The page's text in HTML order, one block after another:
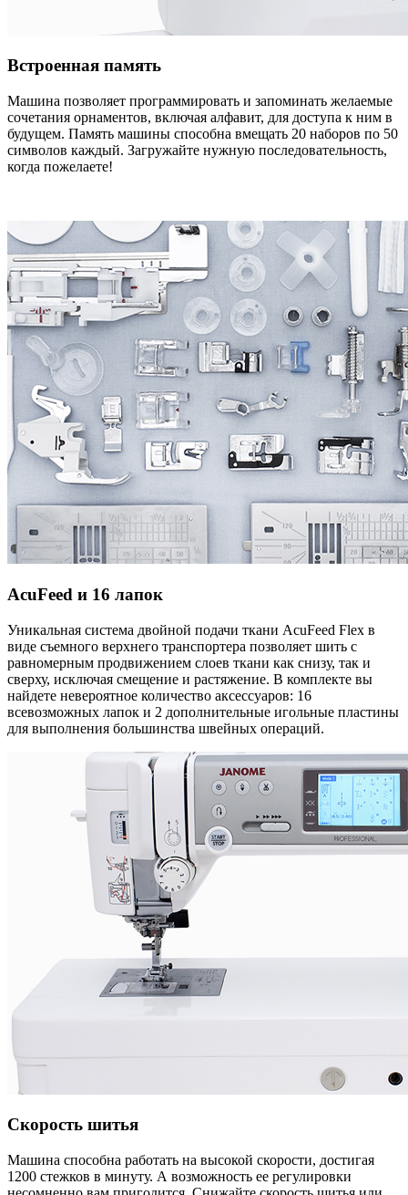
Встроенная память
Машина позволяет программировать и запоминать желаемые
сочетания орнаментов, включая алфавит, для доступа к ним в
будущем. Память машины способна вмещать 20 наборов по 50
символов каждый. Загружайте нужную последовательность,
когда пожелаете!
AcuFeed и 16 лапок
Уникальная система двойной подачи ткани AcuFeed Flex в
виде съемного верхнего транспортера позволяет шить с
равномерным продвижением слоев ткани как снизу, так и
сверху, исключая смещение и растяжение. В комплекте вы
найдете невероятное количество аксессуаров: 16
всевозможных лапок и 2 дополнительные игольные пластины
для выполнения большинства швейных операций.
Скорость шитья
Машина способна работать на высокой скорости, достигая
1200 стежков в минуту. А возможность ее регулировки